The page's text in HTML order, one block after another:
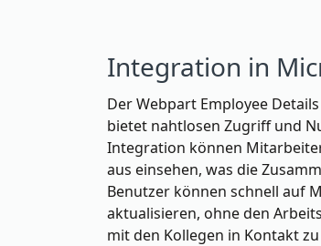
Integration in
Der Webpart Employee
bietet nahtlosen Zugriff und
Integration können
aus einsehen, was die
Benutzer können schnell auf
aktualisieren, ohne den
mit den Kollegen in Kontakt